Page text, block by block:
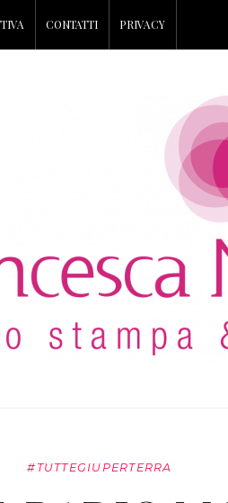
CONTATTI PRIVACY
#TUTTEGIUPERTERRA